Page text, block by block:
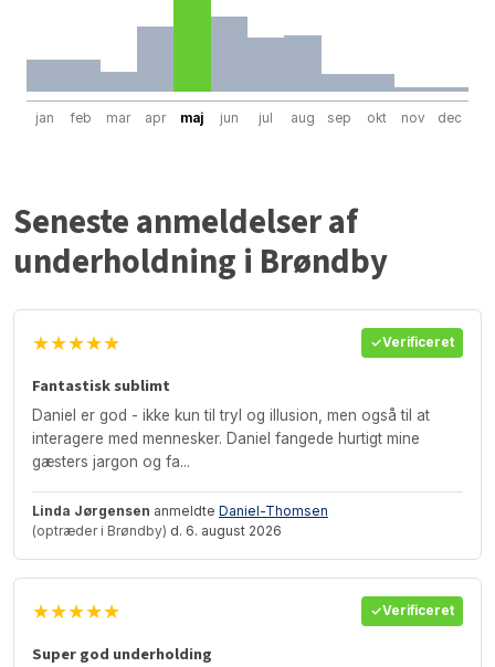
jan feb mar apr maj jun jul aug sep okt nov dec
Seneste anmeldelser af
underholdning i Brøndby
★★★★★ Verificeret
Fantastisk sublimt
Daniel er god - ikke kun til tryl og illusion, men også til at
interagere med mennesker. Daniel fangede hurtigt mine
gæsters jargon og fa...
Linda Jørgensen anmeldte Daniel-Thomsen
(optræder i Brøndby) d. 6. august 2026
★★★★★ Verificeret
Super god underholding